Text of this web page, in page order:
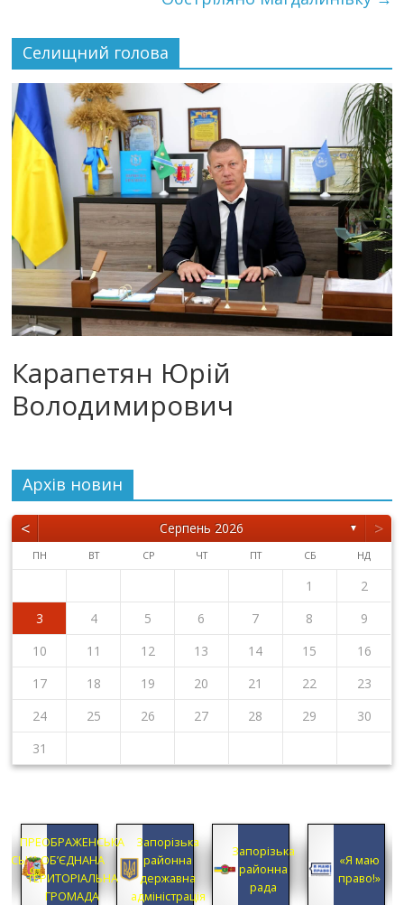
Селищний голова
Карапетян Юрій
Володимирович
Архiв новин
< Серпень 2026 ▼ >
ПН ВТ СР ЧТ ПТ СБ НД
1
2
3
4 5 6 7 8
9
10
11 12 13 14 15
16
17
18 19 20 21 22
23
24
25 26 27 28 29
30
31
ПРЕОБРАЖЕНСЬКА
ОБ’ЄДНАНА
ТЕРИТОРІАЛЬНА
ГРОМАДА
Запорізька
районна
державна
адміністрація
Запорізька
районна
рада
«Я маю
право!»